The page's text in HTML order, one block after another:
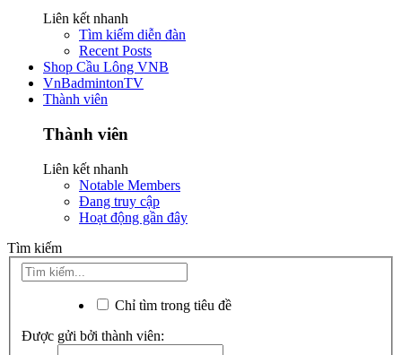
Liên kết nhanh
Tìm kiếm diễn đàn
Recent Posts
Shop Cầu Lông VNB
VnBadmintonTV
Thành viên
Thành viên
Liên kết nhanh
Notable Members
Đang truy cập
Hoạt động gần đây
Tìm kiếm
Chỉ tìm trong tiêu đề
Được gửi bởi thành viên: